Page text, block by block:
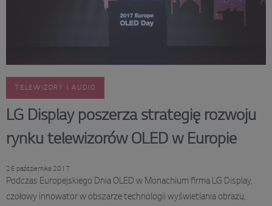
TELEWIZORY I AUDIO
LG Display poszerza strategię rozwoju
rynku telewizorów OLED w Europie
26 października 2017
Podczas Europejskiego Dnia OLED w Monachium firma LG Display,
czołowy innowator w obszarze technologii wyświetlania obrazu,